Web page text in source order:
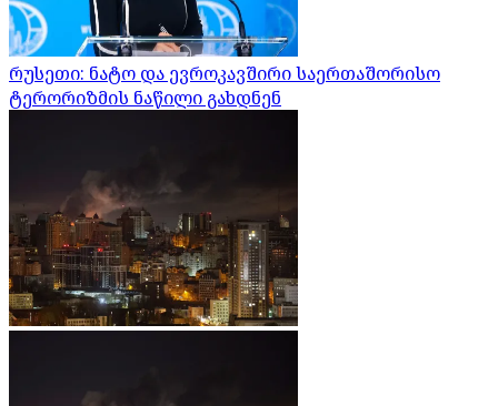
რუსეთი: ნატო და ევროკავშირი საერთაშორისო
ტერორიზმის ნაწილი გახდნენ